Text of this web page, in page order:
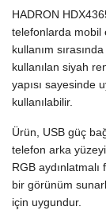
HADRON
telefonlarda mobil
kullanım
kullanılan siyah
yapısı sayesinde
kullanılabilir.
Ürün, USB güç
telefon arka
RGB
bir görünüm
için uygundur.